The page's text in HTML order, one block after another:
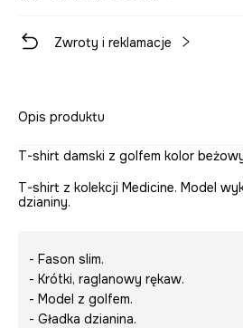
Zwroty i reklamacje
Opis produktu
T-shirt damski z golfem kolor
T-shirt z kolekcji Medicine. Model
dzianiny.
- Fason slim.
- Krótki, raglanowy rękaw.
- Model z golfem.
- Gładka dzianina.